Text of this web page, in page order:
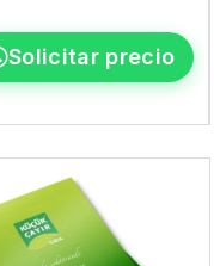
Solicitar precio